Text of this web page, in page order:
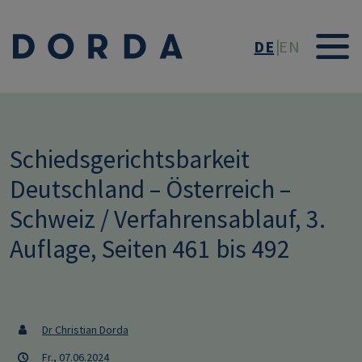
DE EN
Schiedsgerichtsbarkeit
Deutschland – Österreich –
Schweiz / Verfahrensablauf, 3.
Auflage, Seiten 461 bis 492
Dr Christian Dorda
Fr., 07.06.2024